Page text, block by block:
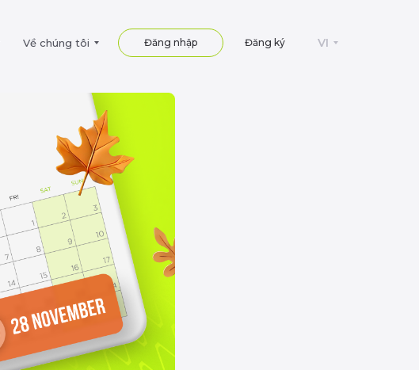
Về chúng tôi VI
Đăng ký
Đăng nhập